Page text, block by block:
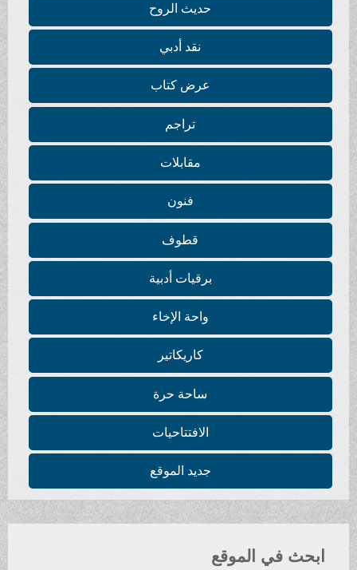
حديث الروح
نقد أدبي
عرض كتاب
تراجم
مقابلات
فنون
قطوف
برقيات أدبية
واحة الإخاء
كاريكاتير
ساحة حرة
الافتتاحيات
جديد الموقع
ابحث في الموقع